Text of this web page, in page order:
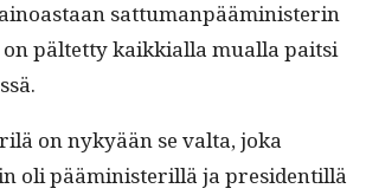
sat­tuman­päämin­is­terin
päl­tet­ty kaikkial­la mual­la pait­si
on nykyään se val­ta, joka
oli päämin­is­ter­il­lä ja pres­i­den­til­lä